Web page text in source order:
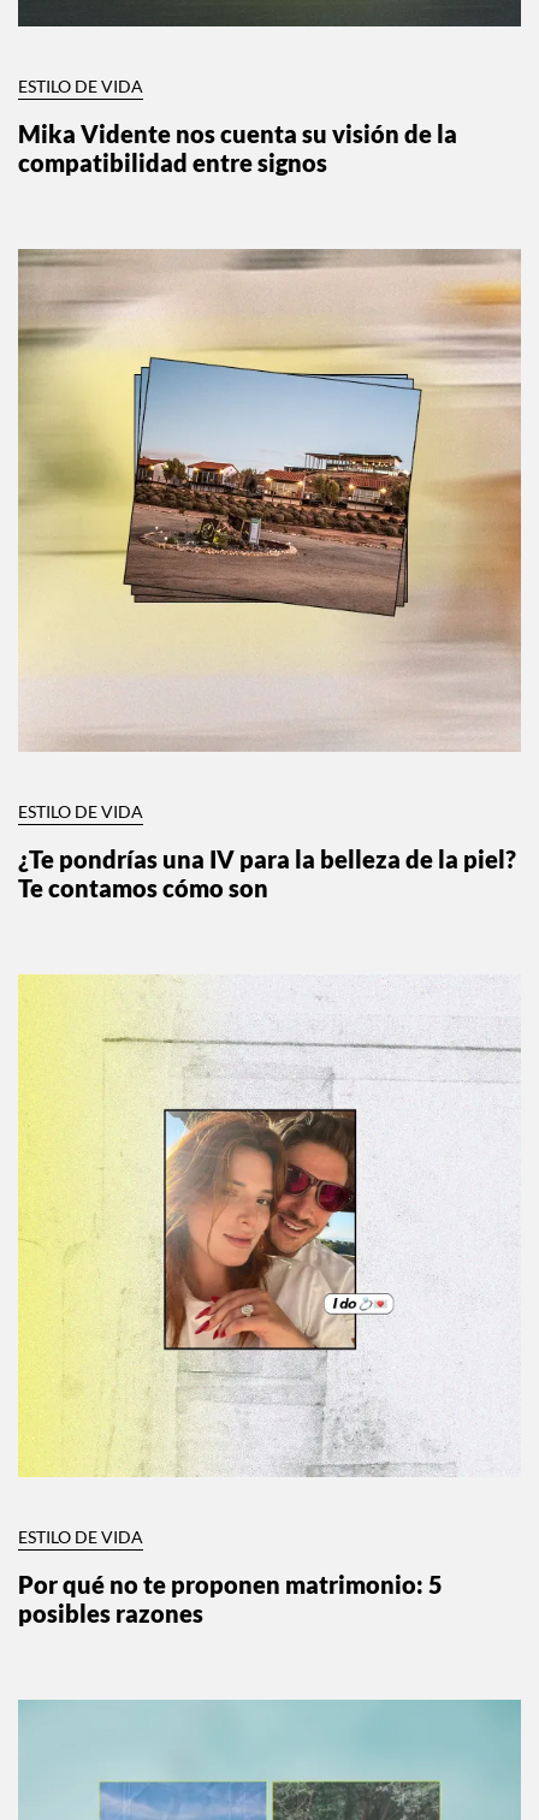
ESTILO DE VIDA
Mika Vidente nos cuenta su visión de la
compatibilidad entre signos
ESTILO DE VIDA
¿Te pondrías una IV para la belleza de la piel?
Te contamos cómo son
ESTILO DE VIDA
Por qué no te proponen matrimonio: 5
posibles razones